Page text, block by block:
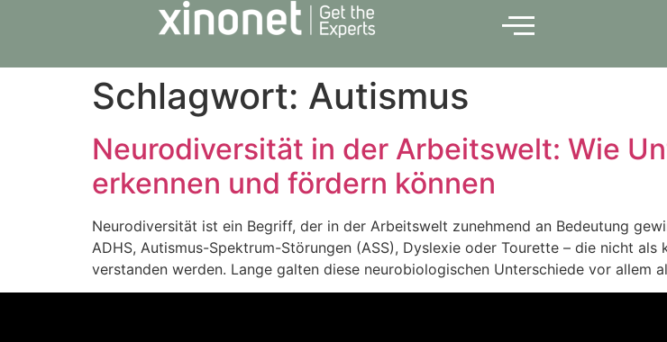
Schlagwort: Autismus
Neurodiversität in der Arbeitswelt: Wie
erkennen und fördern können
Neurodiversität ist ein Begriff, der in der Arbeitswelt zunehmend an Bedeutung
ADHS, Autismus-Spektrum-Störungen (ASS), Dyslexie oder Tourette – die nicht
verstanden werden. Lange galten diese neurobiologischen Unterschiede vor